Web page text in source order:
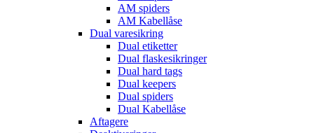
AM spiders
AM Kabellåse
Dual varesikring
Dual etiketter
Dual flaskesikringer
Dual hard tags
Dual keepers
Dual spiders
Dual Kabellåse
Aftagere